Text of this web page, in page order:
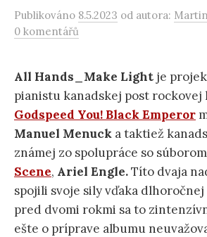
Publikováno 8.5.2023 od autora:
0 komentářů
All Hands_Make Light je
pianistu kanadskej post rockovej
Godspeed You! Black Emperor
Manuel Menuck a taktiež
známej zo spolupráce so súborom
Scene, Ariel Engle.Títo dvaja
spojili svoje sily vďaka
pred dvomi rokmi sa to
ešte o príprave albumu